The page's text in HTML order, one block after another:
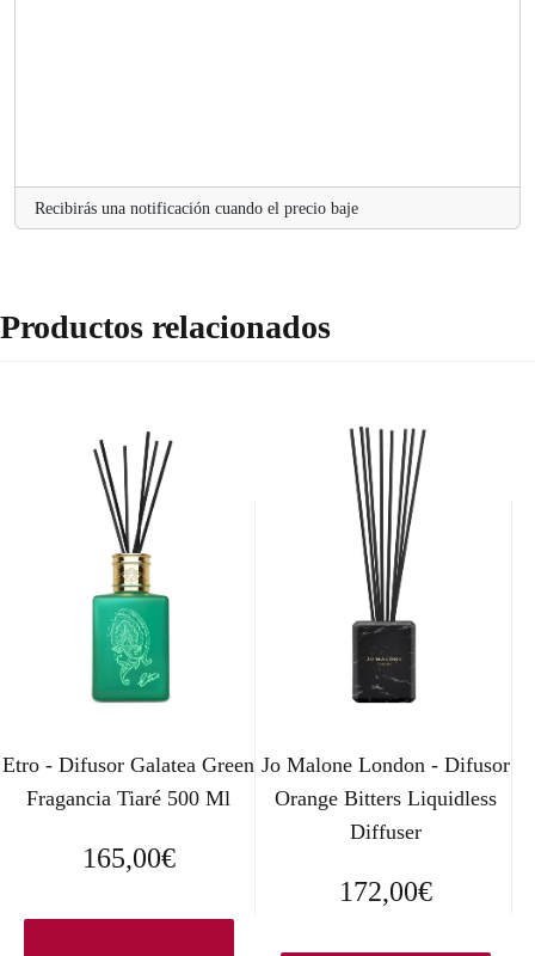
Recibirás una notificación cuando el precio baje
Productos relacionados
Etro - Difusor Galatea Green
Fragancia Tiaré 500 Ml
165,00€
Jo Malone London - Difusor
Orange Bitters Liquidless
Diffuser
172,00€